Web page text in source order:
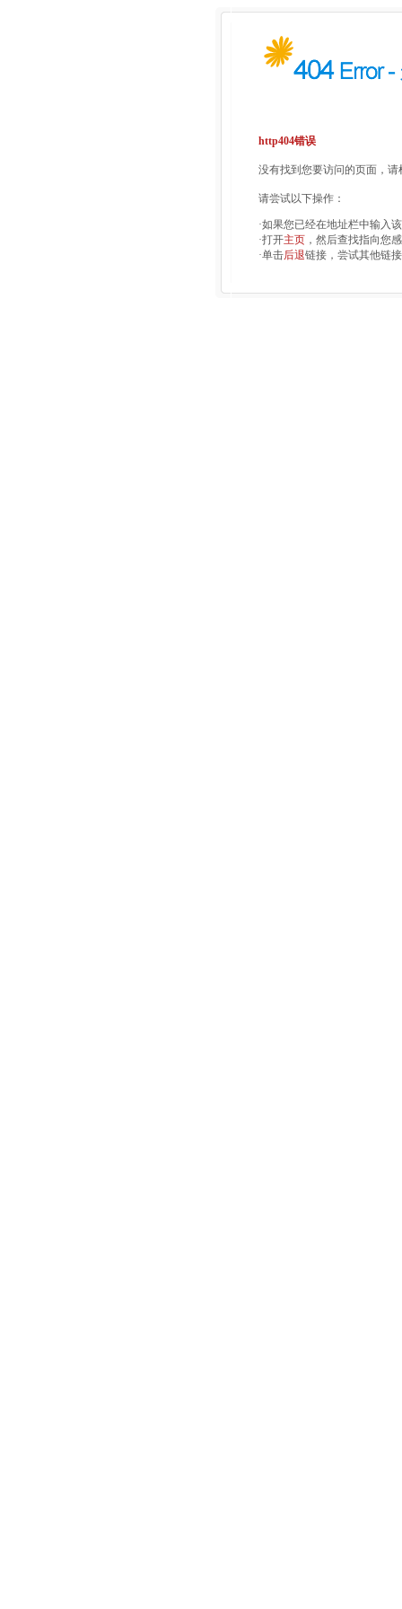
http404错误
没有找到您要访问的页面，
请尝试以下操作：
·如果您已经在地址栏中输入
·打开主页 ，然后查找指向您
·单击后退链接，尝试其他链